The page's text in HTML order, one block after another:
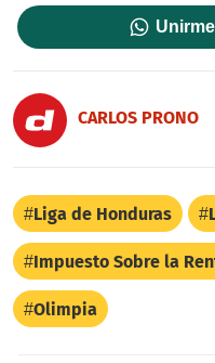
CARLOS PRONO
Liga de Honduras
Impuesto Sobre la
Olimpia